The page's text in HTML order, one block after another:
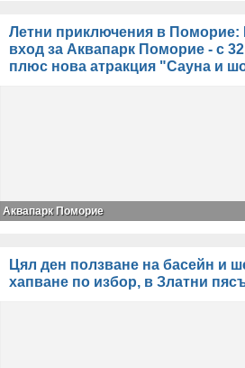
Летни приключения в Поморие:
вход за Аквапарк Поморие - с
плюс нова атракция "Сауна и
Аквапарк Поморие
Цял ден ползване на басейн и
хапване по избор, в Златни